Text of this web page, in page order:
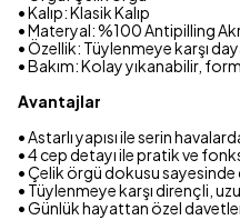
• Kalıp: Klasik Kalıp
• Materyal: %100 Antipilling
• Özellik: Tüylenmeye karşı
• Bakım: Kolay yıkanabilir,
Avantajlar
• Astarlı yapısı ile serin
• 4 cep detayı ile pratik ve
• Çelik örgü dokusu sayesinde
• Tüylenmeye karşı dirençli,
• Günlük hayattan özel